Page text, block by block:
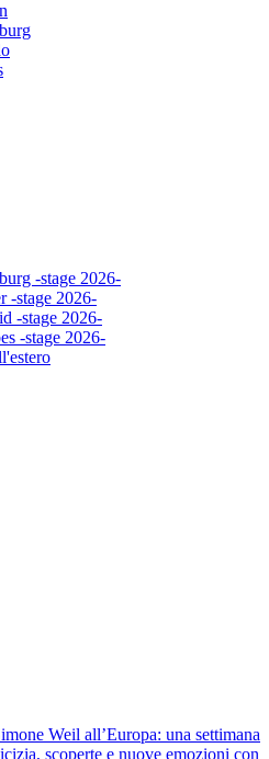
-stage 2026-
-stage 2026-
-stage 2026-
-stage 2026-
Weil all’Europa: una settimana
scoperte e nuove emozioni con